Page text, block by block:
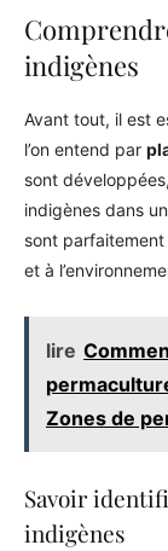
indigènes
Avant tout, il est
l’on entend par
sont
indigènes dans
sont
et à
lire
Zones de
Savoir
indigènes